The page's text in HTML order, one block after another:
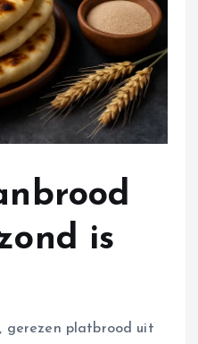
is
gerezen platbrood uit